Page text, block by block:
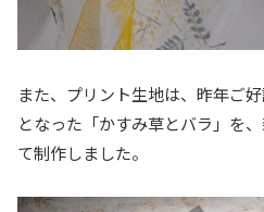
また、プリント生地は、昨年ご
となった「かすみ草とバラ」を
て制作しました。